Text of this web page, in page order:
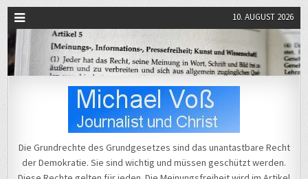
10. AUGUST 2026
Michael Voß
Die Grundrechte des Grundgesetzes sind das unantastbare Recht
der Demokratie. Sie sind wichtig und müssen geschützt werden.